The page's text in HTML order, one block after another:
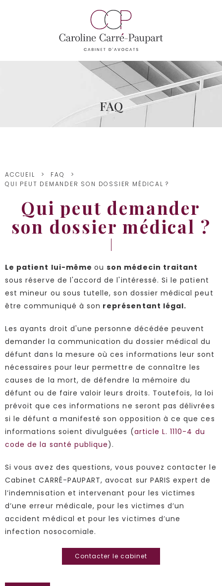
FAQ
ACCUEIL
FAQ
QUI PEUT DEMANDER SON DOSSIER MÉDICAL ?
Qui peut demander
son dossier médical ?
Le patient lui-même ouson médecin traitant
sous réserve de l'accord de l'intéressé. Si le patient
est mineur ou sous tutelle, son dossier médical peut
être communiqué à son représentant légal.
Les ayants droit d'une personne décédée peuvent
demander la communication du dossier médical du
défunt dans la mesure où ces informations leur sont
nécessaires pour leur permettre de connaître les
causes de la mort, de défendre la mémoire du
défunt ou de faire valoir leurs droits. Toutefois, la loi
prévoit que ces informations ne seront pas délivrées
si le défunt a manifesté son opposition à ce que ces
informations soient divulguées (article L. 1110-4 du
code de la santé publique).
Si vous avez des questions, vous pouvez contacter le
Cabinet CARRÉ-PAUPART, avocat sur PARIS expert de
l’indemnisation et intervenant pour les victimes
d’une erreur médicale, pour les victimes d’un
accident médical et pour les victimes d’une
infection nosocomiale.
Contacter le cabinet